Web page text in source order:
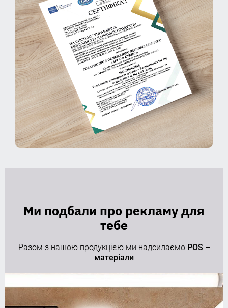
Ми подбали про рекламу для
тебе
Разом з нашою продукцією ми надсилаємо POS –
матеріали